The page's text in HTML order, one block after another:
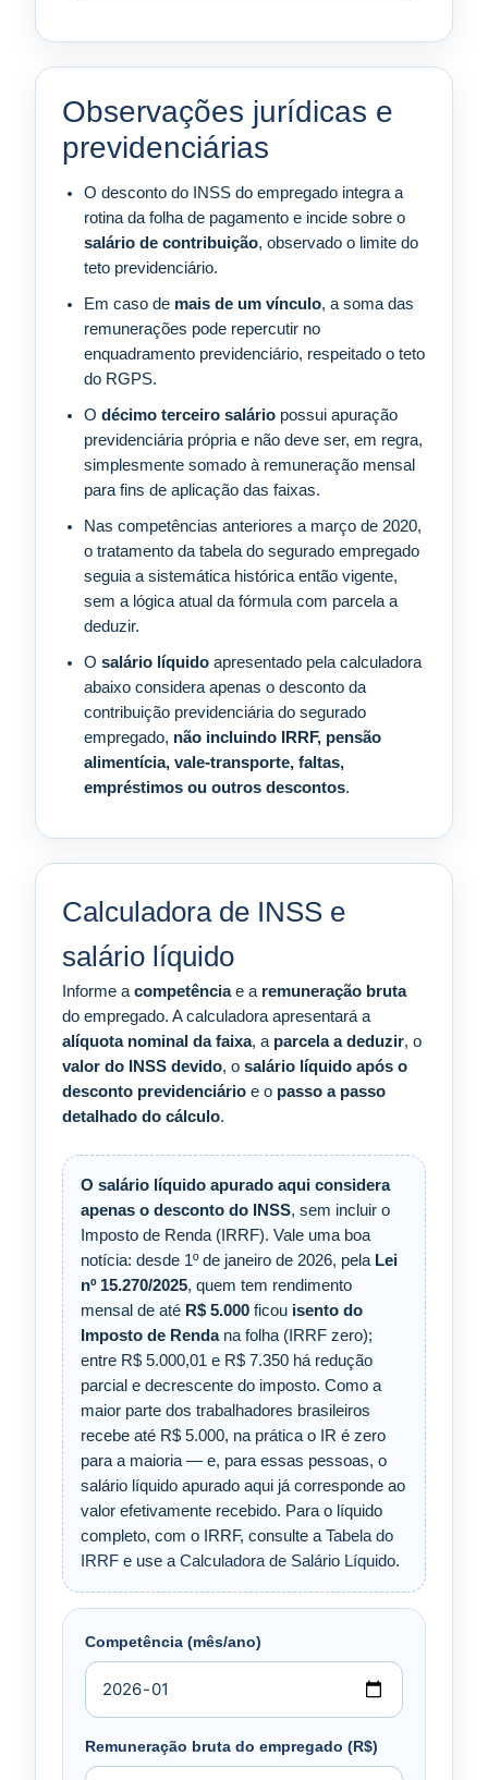
Observações jurídicas e
previdenciárias
O desconto do INSS do empregado integra a
rotina da folha de pagamento e incide sobre o
salário de contribuição, observado o limite do
teto previdenciário.
Em caso de mais de um vínculo, a soma das
remunerações pode repercutir no
enquadramento previdenciário, respeitado o teto
do RGPS.
Odécimo terceiro salário possui apuração
previdenciária própria e não deve ser, em regra,
simplesmente somado à remuneração mensal
para fins de aplicação das faixas.
Nas competências anteriores a março de 2020,
o tratamento da tabela do segurado empregado
seguia a sistemática histórica então vigente,
sem a lógica atual da fórmula com parcela a
deduzir.
Osalário líquido apresentado pela calculadora
abaixo considera apenas o desconto da
contribuição previdenciária do segurado
empregado, não incluindo IRRF, pensão
alimentícia, vale-transporte, faltas,
empréstimos ou outros descontos.
Calculadora de INSS e
salário líquido
Informe acompetênciae a remuneração bruta
do empregado. A calculadora apresentará a
alíquota nominal da faixa, a parcela a deduzir, o
valor do INSS devido, osalário líquido após o
desconto previdenciário e o passo a passo
detalhado do cálculo.
O salário líquido apurado aqui considera
apenas o desconto do INSS, sem incluir o
Imposto de Renda (IRRF). Vale uma boa
notícia: desde 1º de janeiro de 2026, pela Lei
nº 15.270/2025, quem tem rendimento
mensal de até R$ 5.000 ficou isento do
Imposto de Rendana folha (IRRF zero);
entre R$ 5.000,01 e R$ 7.350 há redução
parcial e decrescente do imposto. Como a
maior parte dos trabalhadores brasileiros
recebe até R$ 5.000, na prática o IR é zero
para a maioria — e, para essas pessoas, o
salário líquido apurado aqui já corresponde ao
valor efetivamente recebido. Para o líquido
completo, com o IRRF, consulte aTabela do
IRRF e use aCalculadora de Salário Líquido.
Competência (mês/ano)
Remuneração bruta do empregado (R$)